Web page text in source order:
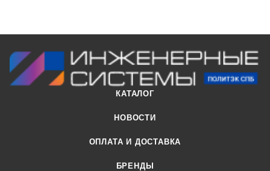
КАТАЛОГ
НОВОСТИ
ОПЛАТА И ДОСТАВКА
БРЕНДЫ